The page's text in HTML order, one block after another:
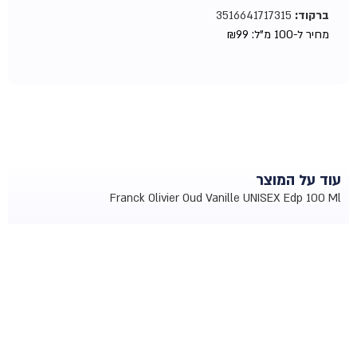
ברקוד:3516641717315
מחיר ל-100 מ"ל:
₪99
עוד על המוצר
Franck Olivier Oud Vanille UNISEX Edp 100 Ml